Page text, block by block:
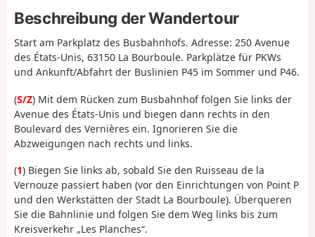
Beschreibung der Wandertour
Start am Parkplatz des Busbahnhofs. Adresse: 250 Avenue
des États-Unis, 63150 La Bourboule. Parkplätze für PKWs
und Ankunft/Abfahrt der Buslinien P45 im Sommer und P46.
(S/Z) Mit dem Rücken zum Busbahnhof folgen Sie links der
Avenue des États-Unis und biegen dann rechts in den
Boulevard des Vernières ein. Ignorieren Sie die
Abzweigungen nach rechts und links.
(1) Biegen Sie links ab, sobald Sie den Ruisseau de la
Vernouze passiert haben (vor den Einrichtungen von Point P
und den Werkstätten der Stadt La Bourboule). Überqueren
Sie die Bahnlinie und folgen Sie dem Weg links bis zum
Kreisverkehr „Les Planches“.